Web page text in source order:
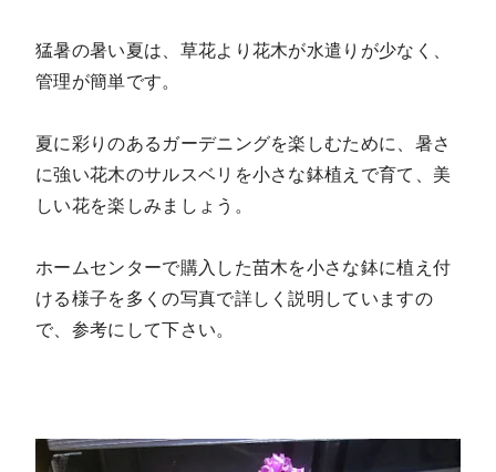
猛暑の暑い夏は、草花より花木が水遣りが少なく、
管理が簡単です。
夏に彩りのあるガーデニングを楽しむために、暑さ
に強い花木のサルスベリを小さな鉢植えで育て、美
しい花を楽しみましょう。
ホームセンターで購入した苗木を小さな鉢に植え付
ける様子を多くの写真で詳しく説明していますの
で、参考にして下さい。